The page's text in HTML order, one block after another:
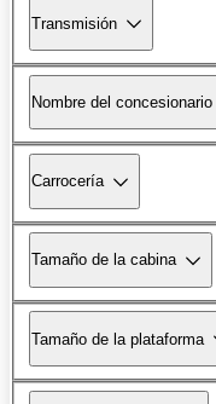
Transmisión
Nombre del concesionario
Carrocería
Tamaño de la cabina
Tamaño de la plataforma